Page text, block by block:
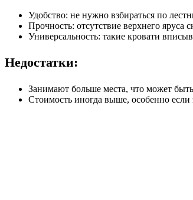
Удобство: не нужно взбираться по
Прочность: отсутствие верхнего
Универсальность: такие кровати
Недостатки:
Занимают больше места, что может
Стоимость иногда выше, особенно